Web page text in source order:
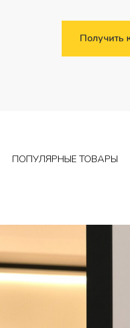
Получить
ПОПУЛЯРНЫЕ ТОВАРЫ